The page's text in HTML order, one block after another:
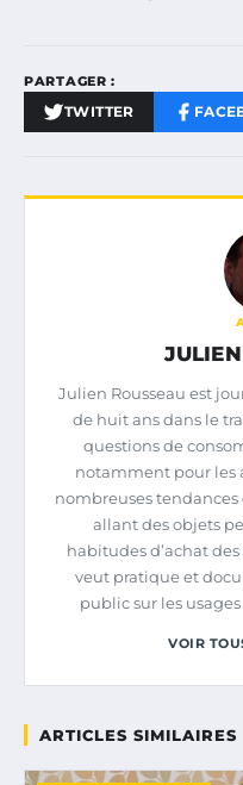
PARTAGER :
TWITTER
Julien Rousseau est
de huit ans dans le
questions de
notamment pour les
nombreuses tendances
allant des objets
habitudes d’achat
veut pratique et
public sur les
VOIR
ARTICLES SIMILAIRES